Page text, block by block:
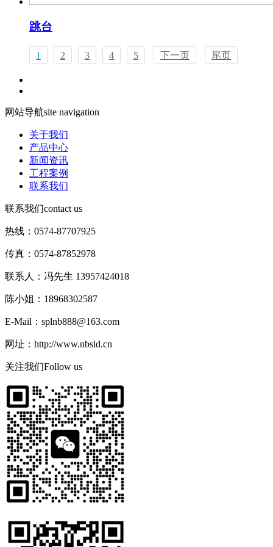
跳台
1 2 3 4 5 下一页 尾页
网站导航site navigation
关于我们
产品中心
新闻资讯
工程案例
联系我们
联系我们contact us
热线：0574-87707925
传真：0574-87852978
联系人：冯先生 13957424018
陈小姐：18968302587
E-Mail：splnb888@163.com
网址：http://www.nbsld.cn
关注我们Follow us